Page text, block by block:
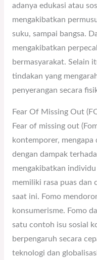
adanya edukasi atau
mengakibatkan
suku, sampai bangsa.
mengakibatkan
bermasyarakat. Selain
tindakan yang
penyerangan secara
Fear Of Missing Out
Fear of missing out
kontemporer, mengapa
dengan dampak
mengakibatkan
memiliki rasa puas dan
saat ini. Fomo
konsumerisme. Fomo
satu contoh isu sosial
berpengaruh secara
teknologi dan